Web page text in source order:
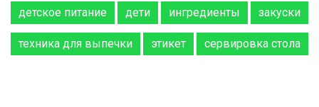
детское питание дети ингредиенты закуски
техника для выпечки этикет сервировка стола